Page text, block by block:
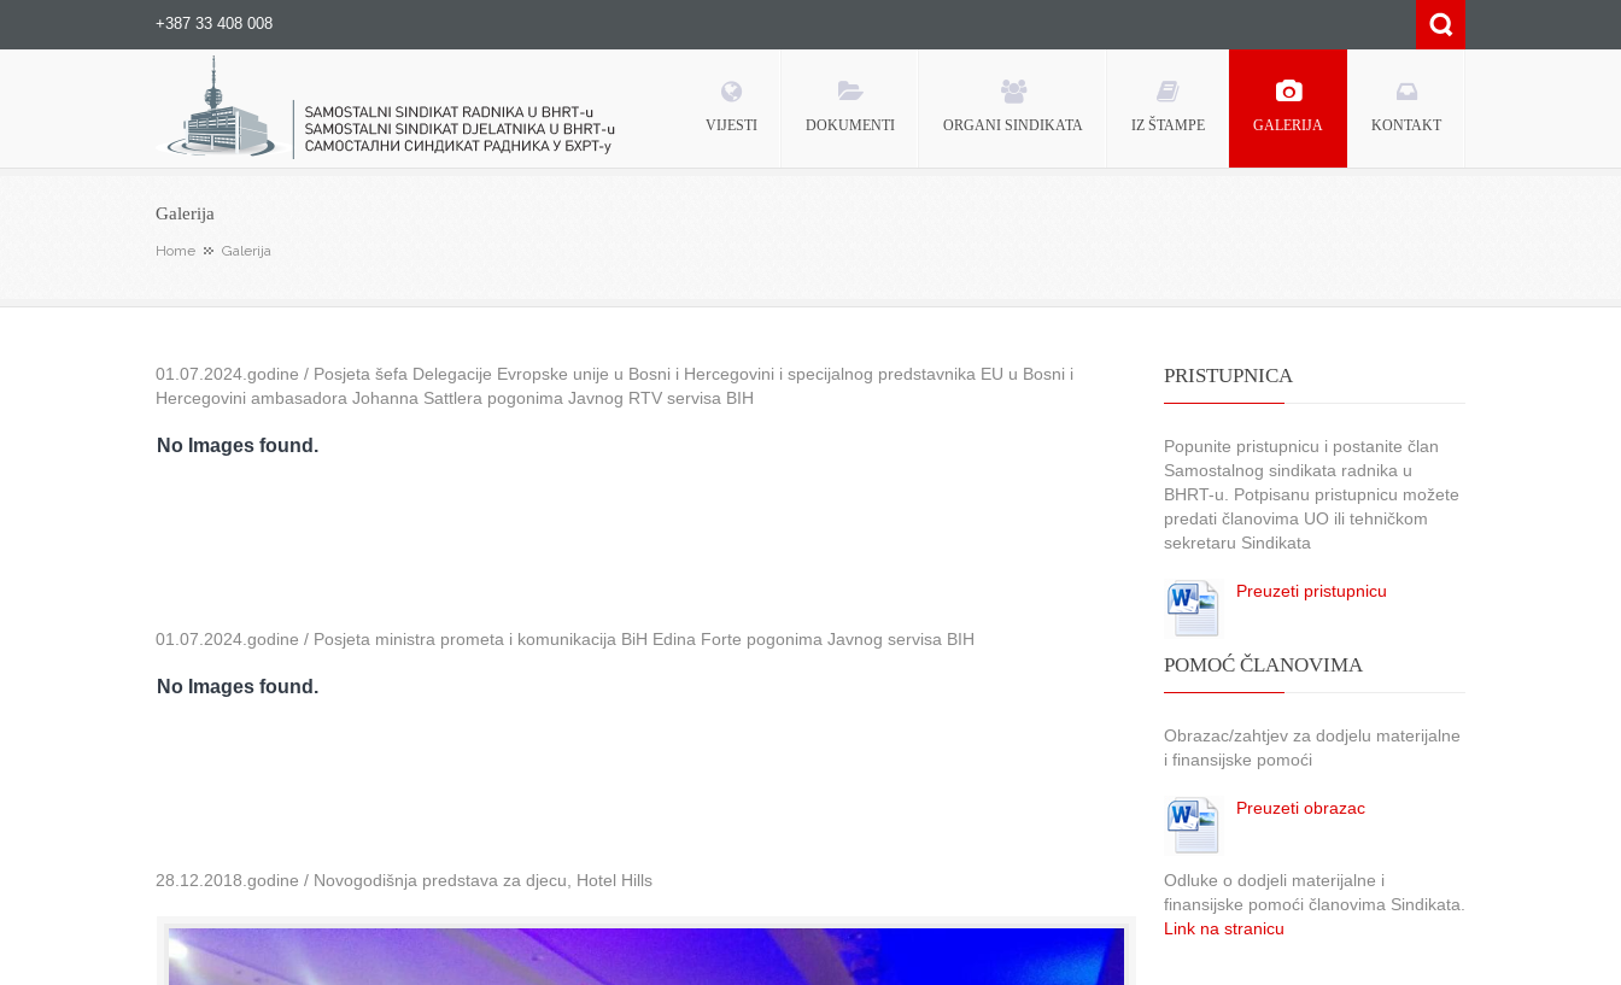
+387 33 408 008
Samostalni sindikat radnika u BHRT-u
VIJESTI DOKUMENTI ORGANI SINDIKATA IZ ŠTAMPE GALERIJA KONTAKT
Galerija
Home Galerija
01.07.2024.godine / Posjeta šefa Delegacije Evropske unije u Bosni i Hercegovini i specijalnog predstavnika EU u Bosni i
Hercegovini ambasadora Johanna Sattlera pogonima Javnog RTV servisa BIH
No Images found.
01.07.2024.godine / Posjeta ministra prometa i komunikacija BiH Edina Forte pogonima Javnog servisa BIH
No Images found.
28.12.2018.godine / Novogodišnja predstava za djecu, Hotel Hills
PRISTUPNICA
Popunite pristupnicu i postanite član
Samostalnog sindikata radnika u
BHRT-u. Potpisanu pristupnicu možete
predati članovima UO ili tehničkom
sekretaru Sindikata
Preuzeti pristupnicu
POMOĆ ČLANOVIMA
Obrazac/zahtjev za dodjelu materijalne
i finansijske pomoći
Preuzeti obrazac
Odluke o dodjeli materijalne i
finansijske pomoći članovima Sindikata.
Link na stranicu